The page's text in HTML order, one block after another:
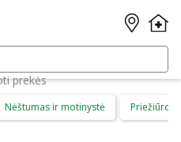
prekės
Nėštumas ir motinystė Priežiūros